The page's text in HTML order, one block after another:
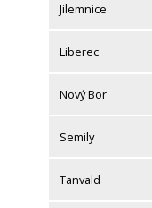
Jilemnice
Liberec
Nový Bor
Semily
Tanvald